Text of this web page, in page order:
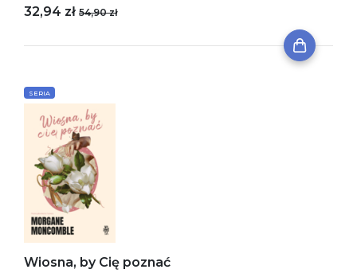
32,94 zł 54,90 zł
SERIA
Wiosna, by Cię poznać